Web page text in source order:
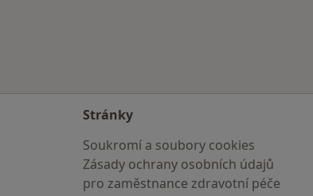
Stránky
Soukromí a soubory cookies
Zásady ochrany osobních údajů
pro zaměstnance zdravotní péče